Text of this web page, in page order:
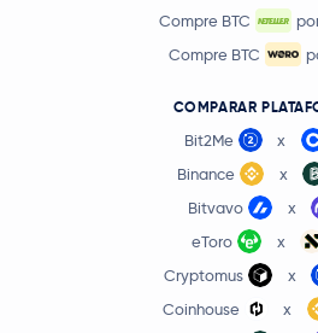
Compre BTC
Compre BTC
COMPARAR
Bit2Me x
Binance
x
Bitvavo
x
eToro
x
Cryptomus
x
Coinhouse
x